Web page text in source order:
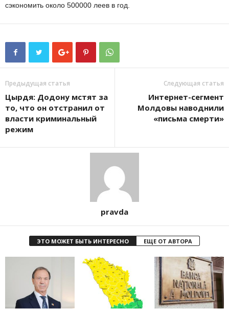
сэкономить около 500000 леев в год.
Предыдущая статья
Цырдя: Додону мстят за
то, что он отстранил от
власти криминальный
режим
Следующая статья
Интернет-сегмент
Молдовы наводнили
«письма смерти»
pravda
ЭТО МОЖЕТ БЫТЬ ИНТЕРЕСНО ЕЩЕ ОТ АВТОРА